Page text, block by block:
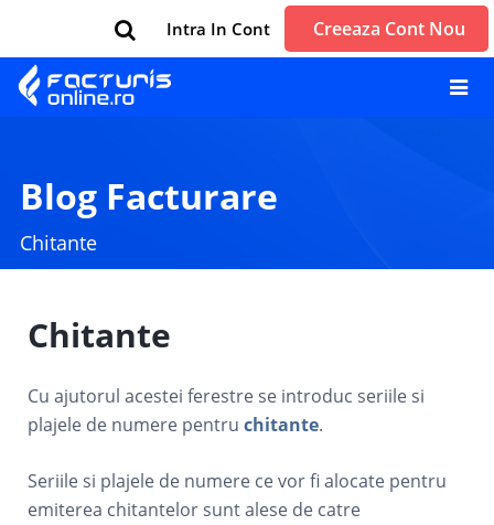
Intra In Cont Creeaza Cont Nou
Blog Facturare
Chitante
Chitante
Cu ajutorul acestei ferestre se introduc seriile si
plajele de numere pentruchitante.
Seriile si plajele de numere ce vor fi alocate pentru
emiterea chitantelor sunt alese de catre